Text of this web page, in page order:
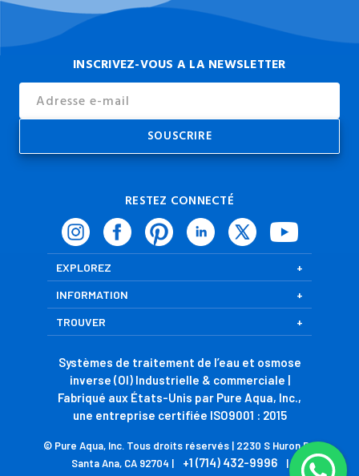
INSCRIVEZ-VOUS A LA NEWSLETTER
Address
RESTEZ CONNECTÉ
EXPLOREZ
INFORMATION
TROUVER
Systèmes de traitement de l’eau et osmose
inverse (OI) Industrielle & commerciale |
Fabriqué aux États-Unis par Pure Aqua, Inc.,
une entreprise certifiée ISO9001 : 2015
© Pure Aqua, Inc. Tous droits réservés | 2230 S Huron Dr,
Santa Ana, CA 92704 |
+1 (714) 432-9996 |